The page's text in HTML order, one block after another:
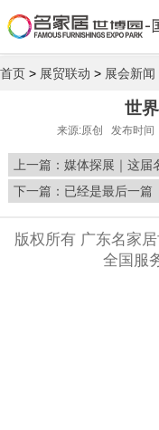
首页 > 展贸联动 > 展会新闻
世
来源:原创 发布时间
上一篇： 媒体探展｜这届
下一篇：已经是最后一篇
版权所有 广东名家
全国服